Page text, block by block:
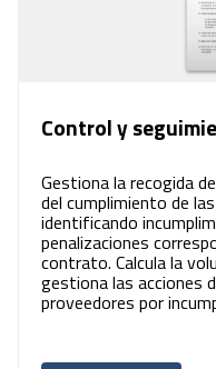
Control y
Gestiona la recogida
del cumplimiento de
identificando
penalizaciones
contrato. Calcula la
gestiona las acciones
proveedores por